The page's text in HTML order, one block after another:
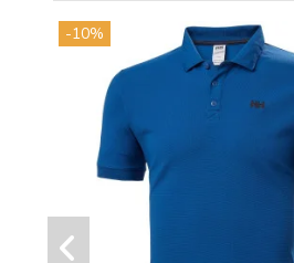
-10%